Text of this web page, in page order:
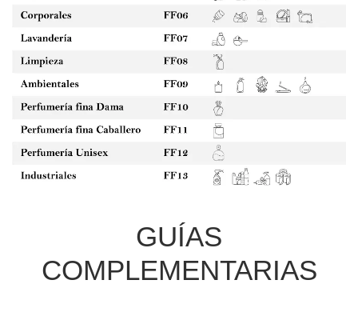
GUÍAS
COMPLEMENTARIAS